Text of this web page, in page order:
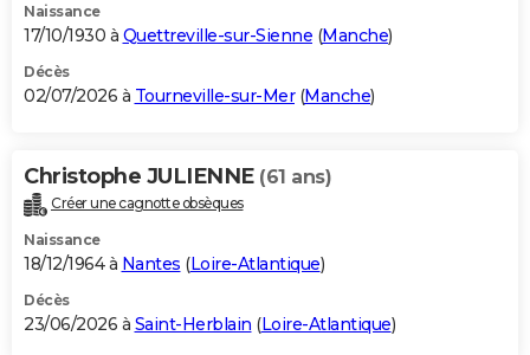
Naissance
17/10/1930 à Quettreville-sur-Sienne (Manche)
Décès
02/07/2026 à Tourneville-sur-Mer(Manche)
Christophe JULIENNE (61 ans)
Créer une cagnotte obsèques
Naissance
18/12/1964 à Nantes (Loire-Atlantique)
Décès
23/06/2026 à Saint-Herblain (Loire-Atlantique)